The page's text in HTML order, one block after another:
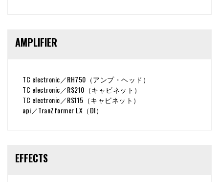
AMPLIFIER
TC electronic／RH750（アンプ・ヘッド）
TC electronic／RS210（キャビネット）
TC electronic／RS115（キャビネット）
api／TranZformer LX（DI）
EFFECTS